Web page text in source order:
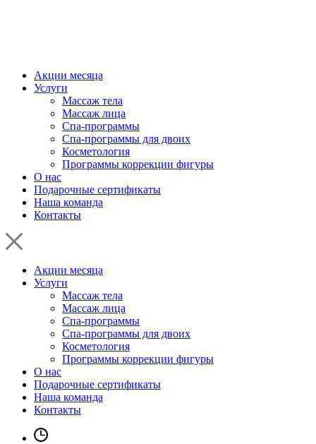
Акции месяца
Услуги
Массаж тела
Массаж лица
Спа-программы
Спа-программы для двоих
Косметология
Программы коррекции фигуры
О нас
Подарочные сертификаты
Наша команда
Контакты
Акции месяца
Услуги
Массаж тела
Массаж лица
Спа-программы
Спа-программы для двоих
Косметология
Программы коррекции фигуры
О нас
Подарочные сертификаты
Наша команда
Контакты